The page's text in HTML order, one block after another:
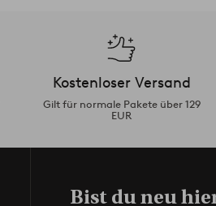
Kostenloser Versand
Gilt für normale Pakete über 129
EUR
Bist du neu